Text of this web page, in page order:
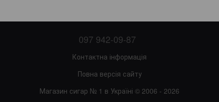
097 942-09-87
Контактна інформація
Повна версія сайту
Магазин сигар № 1 в Україні © 2006 - 2026